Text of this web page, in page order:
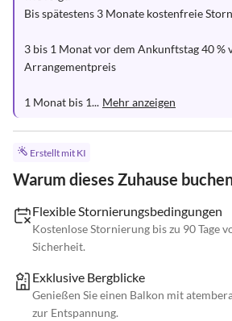
Bis spätestens 3 Monate kostenfreie
3 bis 1 Monat vor dem Ankunftstag 40 %
Arrangementpreis
1 Monat bis 1... Mehr anzeigen
Erstellt mit KI
Warum dieses Zuhause
Flexible Stornierungsbedingungen
Kostenlose Stornierung bis zu 90 Tage
Sicherheit.
Exklusive Bergblicke
Genießen Sie einen Balkon mit
zur Entspannung.